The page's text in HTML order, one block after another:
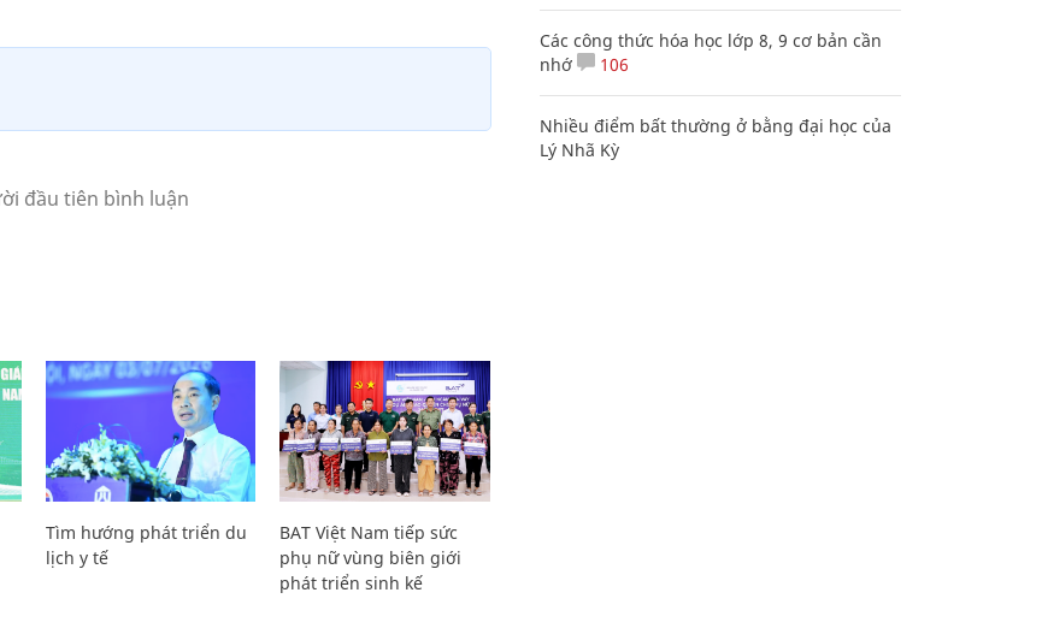
Tìm hướng phát triển du
lịch y tế
BAT Việt Nam tiếp sức
phụ nữ vùng biên giới
phát triển sinh kế
Các công thức hóa học lớp 8, 9 cơ bản cần
nhớ
106
Nhiều điểm bất thường ở bằng đại học của
Lý Nhã Kỳ